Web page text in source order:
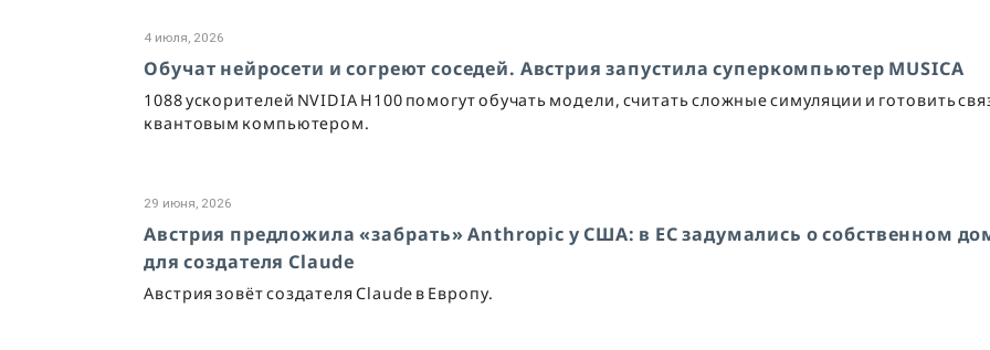
4 июля, 2026
Обучат нейросети и согреют соседей. Австрия запустила суперкомпьютер MUSICA
1088 ускорителей NVIDIA H100 помогут обучать модели, считать сложные симуляции и готовить
квантовым компьютером.
29 июня, 2026
Австрия предложила «забрать» Anthropic у США: в ЕС задумались о собственном
для создателя Claude
Австрия зовёт создателя Claude в Европу.